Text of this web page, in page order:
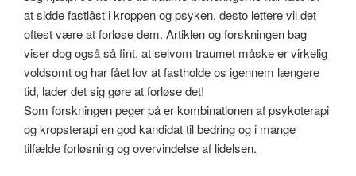
at sidde fastlåst i kroppen og psyken, desto lettere vil det
oftest være at forløse dem. Artiklen og forskningen bag
viser dog også så fint, at selvom traumet måske er virkelig
voldsomt og har fået lov at fastholde os igennem længere
tid, lader det sig gøre at forløse det!
Som forskningen peger på er kombinationen af psykoterapi
og kropsterapi en god kandidat til bedring og i mange
tilfælde forløsning og overvindelse af lidelsen.